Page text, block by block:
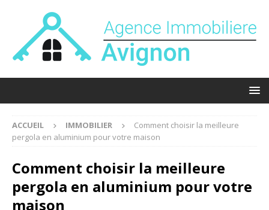
ACCUEIL IMMOBILIER
Comment choisir la meilleure
pergola en aluminium pour votre maison
Comment choisir la meilleure
pergola en aluminium pour votre
maison